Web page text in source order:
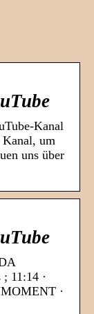
Kanal
um
uns über
11:14 ·
·